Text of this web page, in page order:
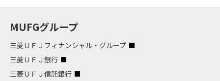
MUFGグループ
三菱ＵＦＪフィナンシャル・グループ
三菱ＵＦＪ銀行
三菱ＵＦＪ信託銀行